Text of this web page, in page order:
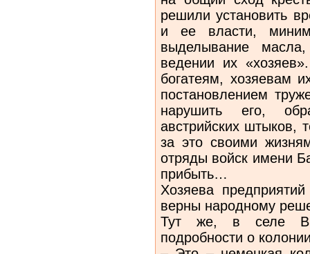
решили установить
и ее власти,
выделывание
ведении их
богатеям, хозяевам
постановлением
нарушить его,
австрийских штыков,
за это своими
отряды войск имени
прибыть…
Хозяева
верны народному
Тут же, в селе
подробности о